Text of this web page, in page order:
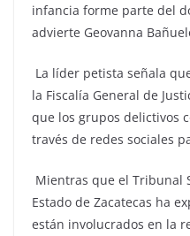
infancia forme parte del
advierte Geovanna
La líder petista señala
la Fiscalía General de
que los grupos delictivos
través de redes sociales
Mientras que el Tribunal
Estado de Zacatecas ha
están involucrados en la